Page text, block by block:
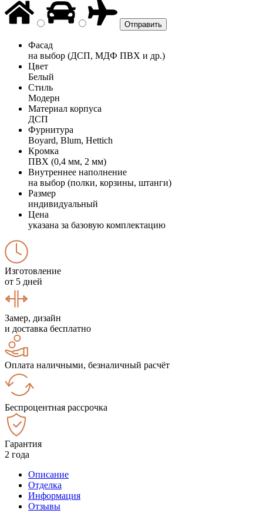
Фасад
на выбор (ДСП, МДФ ПВХ и др.)
Цвет
Белый
Стиль
Модерн
Материал корпуса
ДСП
Фурнитура
Boyard, Blum, Hettich
Кромка
ПВХ (0,4 мм, 2 мм)
Внутреннее наполнение
на выбор (полки, корзины, штанги)
Размер
индивидуальный
Цена
указана за базовую комплектацию
Изготовление
от 5 дней
Замер, дизайн
и доставка бесплатно
Оплата наличными, безналичный расчёт
Беспроцентная рассрочка
Гарантия
2 года
Описание
Отделка
Информация
Отзывы